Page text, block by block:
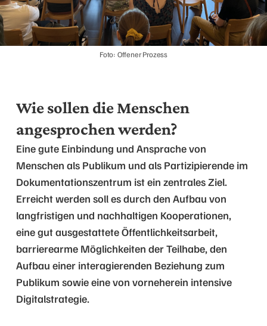
Foto: Offener Prozess
Wie sollen die Menschen
angesprochen werden?
Eine gute Einbindung und Ansprache von
Menschen als Publikum und als Partizipierende im
Dokumentationszentrum ist ein zentrales Ziel.
Erreicht werden soll es durch den Aufbau von
langfristigen und nachhaltigen Kooperationen,
eine gut ausgestattete Öffentlichkeitsarbeit,
barrierearme Möglichkeiten der Teilhabe, den
Aufbau einer interagierenden Beziehung zum
Publikum sowie eine von vorneherein intensive
Digitalstrategie.